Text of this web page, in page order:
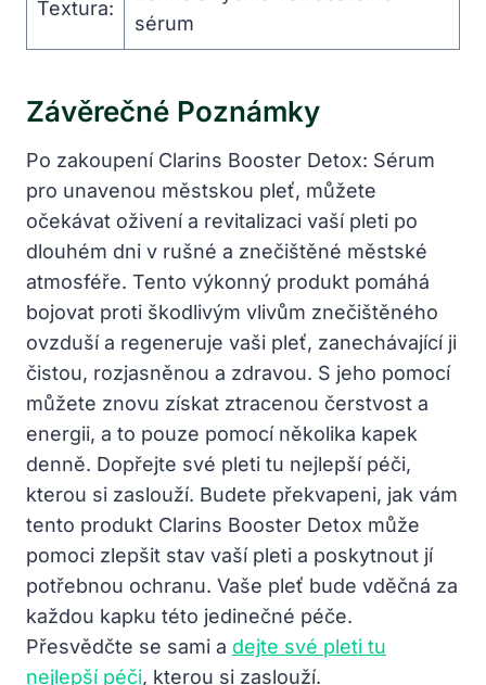
Textura:
sérum
Závěrečné Poznámky
Po zakoupení Clarins Booster Detox: Sérum
pro unavenou městskou pleť, můžete
očekávat oživení a revitalizaci vaší pleti po
dlouhém dni v rušné a znečištěné městské
atmosféře. Tento výkonný produkt pomáhá
bojovat proti škodlivým vlivům znečištěného
ovzduší a regeneruje vaši pleť, zanechávající ji
čistou, rozjasněnou a zdravou. S jeho pomocí
můžete znovu získat ztracenou čerstvost a
energii, a to pouze pomocí několika kapek
denně. Dopřejte své pleti tu nejlepší péči,
kterou si zaslouží. Budete překvapeni, jak vám
tento produkt Clarins Booster Detox může
pomoci zlepšit stav vaší pleti a poskytnout jí
potřebnou ochranu. Vaše pleť bude vděčná za
každou kapku této jedinečné péče.
Přesvědčte se sami a dejte své pleti tu
nejlepší péči, kterou si zaslouží.